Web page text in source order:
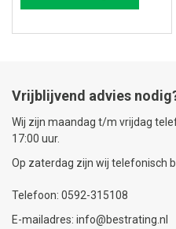
Vrijblijvend advies
Wij zijn maandag t/m vrijdag
17:00 uur.
Op zaterdag zijn wij telefonisch
Telefoon: 0592-315108
E-mailadres: info@bestrating.nl